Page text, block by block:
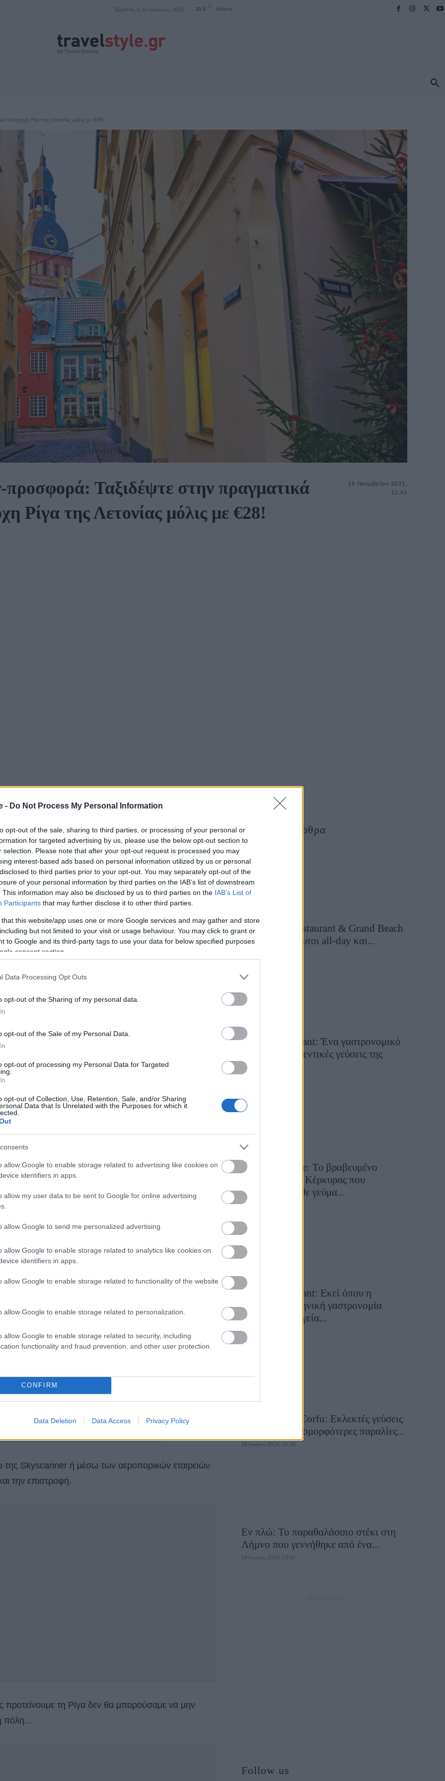
- Do Not Process My Personal Information
opt-out of the sale, sharing to third parties, or processing of your personal or
for targeted advertising by us, please use the below opt-out section to
selection. Please note that after your opt-out request is processed you may
interest-based ads based on personal information utilized by us or personal
to third parties prior to your opt-out. You may separately opt-out of the
of your personal information by third parties on the IAB’s list of downstream
This information may also be disclosed by us to third parties on the IAB’s List of
Participants that may further disclose it to other third parties.
that this website/app uses one or more Google services and may gather and store
but not limited to your visit or usage behaviour. You may click to grant or
to Google and its third-party tags to use your data for below specified purposes
consent section.
Data Processing Opt Outs
opt-out of the Sharing of my personal data.
opt-out of the Sale of my Personal Data.
opt-out of processing my Personal Data for Targeted
opt-out of Collection, Use, Retention, Sale, and/or Sharing
Data that Is Unrelated with the Purposes for which it
allow Google to enable storage related to advertising like cookies on
identifiers in apps.
allow my user data to be sent to Google for online advertising
allow Google to send me personalized advertising.
allow Google to enable storage related to analytics like cookies on
identifiers in apps.
allow Google to enable storage related to functionality of the website
allow Google to enable storage related to personalization.
allow Google to enable storage related to security, including
functionality and fraud prevention, and other user protection.
CONFIRM
Data Deletion Data Access Privacy Policy
Πέμπτη, 6 Αυγούστου, 2026 30.8 C Athens
υπέροχη Ρίγα της Λετονίας μόλις με €28!
Travel News
προσφορά: Ταξιδέψτε στην πραγματικά
Ρίγα της Λετονίας μόλις με €28!
16 Νοεμβρίου 2021,
12:45
πρωτεύουσα της Λετονίας; Ή μήπως ήρθε η ώρα να
για αεροπορικά εισιτήρια! Κάναμε την αναζήτησή
τον πανέμορφο αυτό προορισμό και το αποτέλεσμα
Ryanairσε συνδυασμό πτήσης με την Wizz Air για
low costαεροπορική εταιρεία,θα σας πάει στη Ρίγα
σταθμό τη Βουδαπέστη. Δυστυχώς απευθείας
ωστόσο αν και με ενδιάμεσο σταθμό και αναμονή,
με τον ίδιο προορισμό. Επιλέξτε
χρόνο αναμονής που δίνουν στους ενδιάμεσους
της Skyscanner ή μέσω των αεροπορικών εταιρειών
την επιστροφή.
προτείνουμε τη Ρίγα δεν θα μπορούσαμε να μην
πόλη…
Τελευταία Άρθρα
Grand Asia Restaurant & Grand Beach
Club: Οι απόλυτοι all-day και...
Tsapis Restaurant: Ένα γαστρονομικό
ταξίδι στις αυθεντικές γεύσεις της
Σίφνου!
Toula’s Seaside: Το βραβευμένο
εστιατόριο της Κέρκυρας που
μετατρέπει κάθε γεύμα...
28 Ιουλίου 2026, 11:05
Cavos Restaurant: Εκεί όπου η
αυθεντική ελληνική γαστρονομία
συναντά τη μαγεία...
28 Ιουλίου 2026, 10:58
Aiolia Avlaki Corfu: Εκλεκτές γεύσεις
σε μία από τις ομορφότερες παραλίες...
28 Ιουλίου 2026, 10:50
Εν πλώ: Το παραθαλάσσιο στέκι στη
Λήμνο που γεννήθηκε από ένα...
24 Ιουλίου 2026, 13:00
Follow us